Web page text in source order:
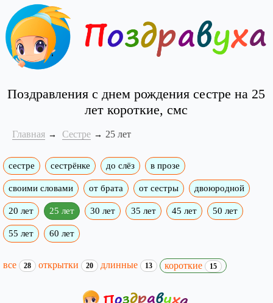
Поздравления с днем рождения сестре на 25
лет короткие, смс
Главная Сестре 25 лет
сестре сестрёнке до слёз в прозе
своими словами от брата от сестры двоюродной
20 лет 25 лет 30 лет 35 лет 45 лет 50 лет
55 лет 60 лет
все 28 открытки 20 длинные 13 короткие 15